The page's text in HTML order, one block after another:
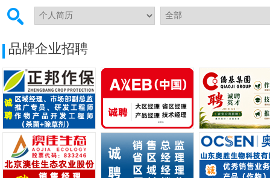
中国农资人才网全体给您拜年了！祝您及家人新年快乐、幸福美满、万事如
中国农资人才网全体给您拜年了！祝您及家人新年快乐、幸福美满、万事如
中国农资人才网全体给您拜年啦！祝您新年快乐、龙年龘龘、前程朤朤！
品牌企业招聘